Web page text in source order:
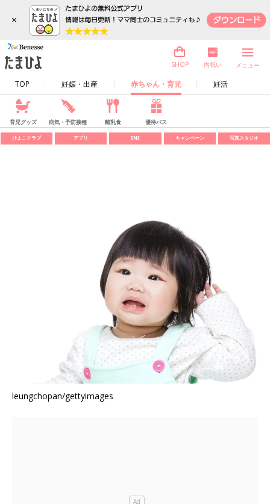
×
TOP 妊娠・出産 赤ちゃん・育児 妊活
SHOP 内祝い メニュー
育児グッズ 病気・予防接種 離乳食 優待パス
ひよこクラブ アプリ SNS キャンペーン 写真スタジオ
leungchopan/gettyimages